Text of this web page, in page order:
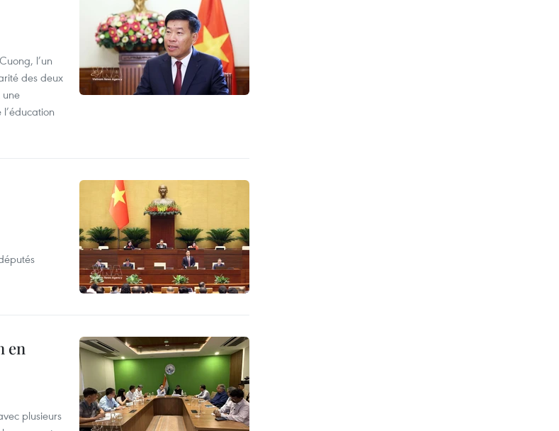
l’un
des deux
une
en
plusieurs